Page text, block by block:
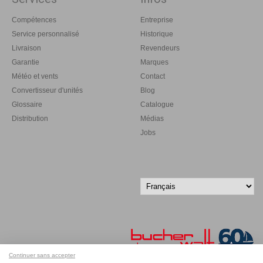
Compétences
Service personnalisé
Livraison
Garantie
Météo et vents
Convertisseur d'unités
Glossaire
Distribution
Entreprise
Historique
Revendeurs
Marques
Contact
Blog
Catalogue
Médias
Jobs
Continuer sans accepter